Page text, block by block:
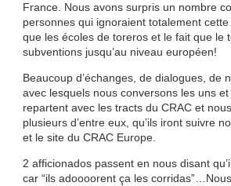
France. Nous avons surpris un nombre
personnes qui ignoraient totalement
que les écoles de toreros et le fait que le
subventions jusqu’au niveau européen!
Beaucoup d’échanges, de dialogues, de
avec lesquels nous conversons les uns et
repartent avec les tracts du CRAC et
plusieurs d’entre eux, qu’ils iront suivre
et le site du CRAC Europe.
2 afficionados passent en nous disant
car “ils adoooorent ça les